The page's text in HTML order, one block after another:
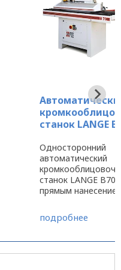
станок LANGE
Односторонний
автоматический
станок LANGE
прямым
облицовки
самыми
кромочными
ПВХ, ABS,
подробнее